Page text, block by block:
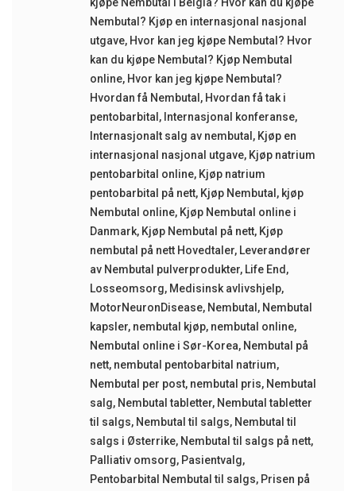
Nembutal? Kjøp en internasjonal nasjonal
utgave, Hvor kan jeg kjøpe Nembutal? Hvor
kan du kjøpe Nembutal? Kjøp Nembutal
online, Hvor kan jeg kjøpe Nembutal?
Hvordan få Nembutal , Hvordan få tak i
pentobarbital , Internasjonal konferanse,
Internasjonalt salg av nembutal , Kjøp en
internasjonal nasjonal utgave, Kjøp natrium
pentobarbital online, Kjøp natrium
pentobarbital på nett, Kjøp Nembutal , kjøp
Nembutal online, Kjøp Nembutal online i
Danmark, Kjøp Nembutal på nett, Kjøp
nembutal på nett Hovedtaler, Leverandører
av Nembutal pulverprodukter, Life End ,
Losseomsorg, Medisinsk avlivshjelp,
MotorNeuronDisease, Nembutal , Nembutal
kapsler, nembutal kjøp, nembutal online,
Nembutal online i Sør-Korea, Nembutal på
nett, nembutal pentobarbital natrium,
Nembutal per post, nembutal pris, Nembutal
salg, Nembutal tabletter, Nembutal tabletter
til salgs, Nembutal til salgs, Nembutal til
salgs i Østerrike, Nembutal til salgs på nett,
Palliativ omsorg, Pasientvalg,
Pentobarbital Nembutal til salgs, Prisen på